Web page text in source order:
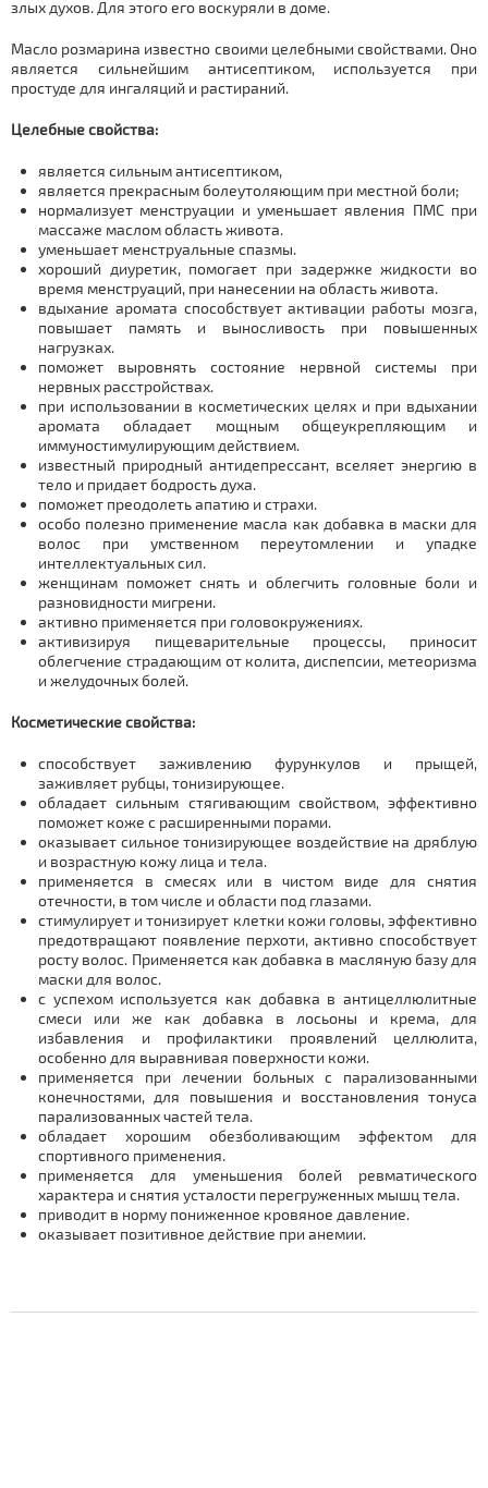
злых духов. Для этого его воскуряли в доме.
Масло розмарина известно своими целебными свойствами. Оно
является сильнейшим антисептиком, используется при
простуде для ингаляций и растираний.
Целебные свойства:
является сильным антисептиком,
является прекрасным болеутоляющим при местной боли;
нормализует менструации и уменьшает явления ПМС при
массаже маслом область живота.
уменьшает менструальные спазмы.
хороший диуретик, помогает при задержке жидкости во
время менструаций, при нанесении на область живота.
вдыхание аромата способствует активации работы мозга,
повышает память и выносливость при повышенных
нагрузках.
поможет выровнять состояние нервной системы при
нервных расстройствах.
при использовании в косметических целях и при вдыхании
аромата обладает мощным общеукрепляющим и
иммуностимулирующим действием.
известный природный антидепрессант, вселяет энергию в
тело и придает бодрость духа.
поможет преодолеть апатию и страхи.
особо полезно применение масла как добавка в маски для
волос при умственном переутомлении и упадке
интеллектуальных сил.
женщинам поможет снять и облегчить головные боли и
разновидности мигрени.
активно применяется при головокружениях.
активизируя пищеварительные процессы, приносит
облегчение страдающим от колита, диспепсии, метеоризма
и желудочных болей.
Косметические свойства:
способствует заживлению фурункулов и прыщей,
заживляет рубцы, тонизирующее.
обладает сильным стягивающим свойством, эффективно
поможет коже с расширенными порами.
оказывает сильное тонизирующее воздействие на дряблую
и возрастную кожу лица и тела.
применяется в смесях или в чистом виде для снятия
отечности, в том числе и области под глазами.
стимулирует и тонизирует клетки кожи головы, эффективно
предотвращают появление перхоти, активно способствует
росту волос. Применяется как добавка в масляную базу для
маски для волос.
с успехом используется как добавка в антицеллюлитные
смеси или же как добавка в лосьоны и крема, для
избавления и профилактики проявлений целлюлита,
особенно для выравнивая поверхности кожи.
применяется при лечении больных с парализованными
конечностями, для повышения и восстановления тонуса
парализованных частей тела.
обладает хорошим обезболивающим эффектом для
спортивного применения.
применяется для уменьшения болей ревматического
характера и снятия усталости перегруженных мышц тела.
приводит в норму пониженное кровяное давление.
оказывает позитивное действие при анемии.